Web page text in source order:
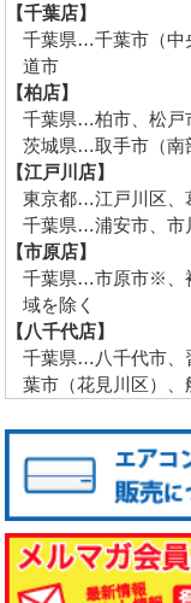
【千葉店】
千葉県…千葉市（中
道市
【柏店】
千葉県…柏市、松戸
茨城県…取手市（南
【江戸川店】
東京都…江戸川区、
千葉県…浦安市、市
【市原店】
千葉県…市原市※、
域を除く
【八千代店】
千葉県…八千代市、
葉市（花見川区）、